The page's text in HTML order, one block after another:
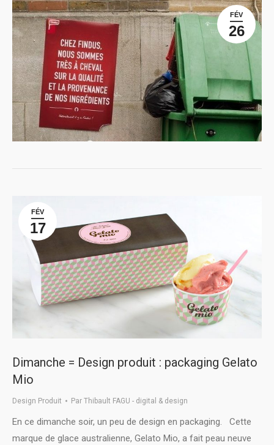
FÉV
26
FÉV
17
Dimanche = Design produit : packaging Gelato
Mio
Design Produit Par Thibault FAGU - digital & design
En ce dimanche soir, un peu de design en packaging. Cette
marque de glace australienne, Gelato Mio, a fait peau neuve